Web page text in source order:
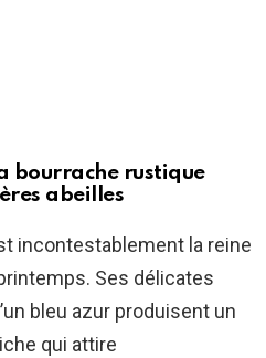
bourrache rustique
abeilles
incontestablement la reine
Ses délicates
bleu azur produisent un
qui attire